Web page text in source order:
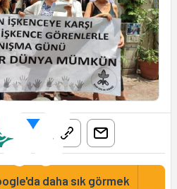
daha sık görmek